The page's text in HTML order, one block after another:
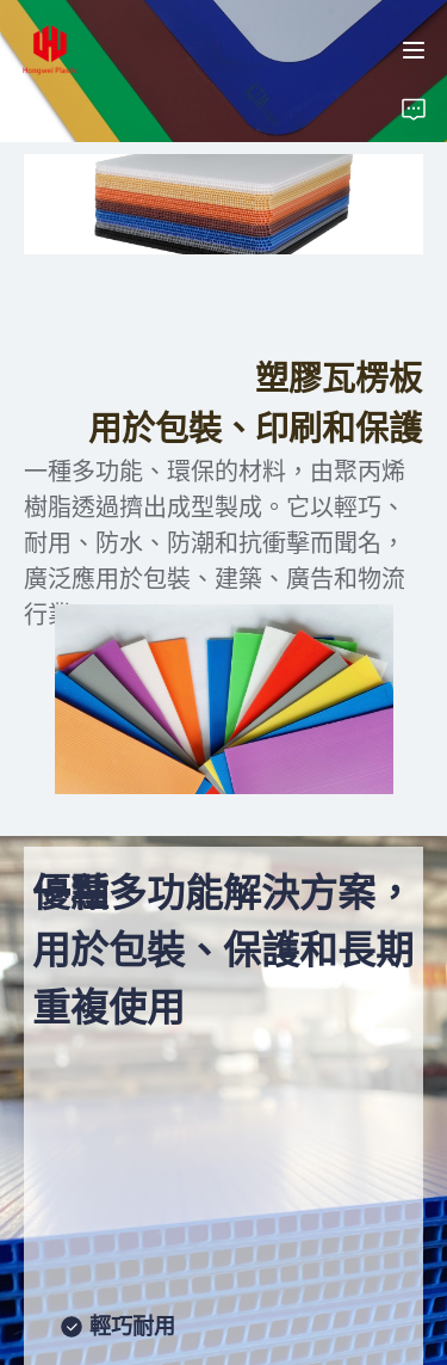
塑膠瓦楞板
用於包裝、印刷和保護
一種多功能、環保的材料，由聚丙烯
樹脂透過擠出成型製成。它以輕巧、
耐用、防水、防潮和抗衝擊而聞名，
廣泛應用於包裝、建築、廣告和物流
行業。
取得報價
什麼是塑膠瓦楞板？
一種多功能解決方案，
用於包裝、保護和長期
重複使用
輕巧耐用
優點
聯絡